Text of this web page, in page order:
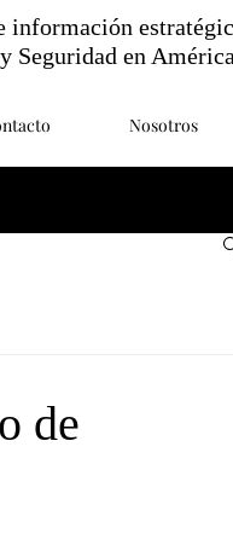
Nosotros
información
Seguridad en
de